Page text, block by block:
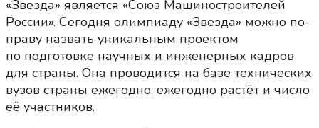
«Звезда» является «Союз Машиностроителей
России». Сегодня олимпиаду «Звезда» можно по-
праву назвать уникальным проектом
по подготовке научных и инженерных кадров
для страны. Она проводится на базе технических
вузов страны ежегодно, ежегодно растёт и число
её участников.